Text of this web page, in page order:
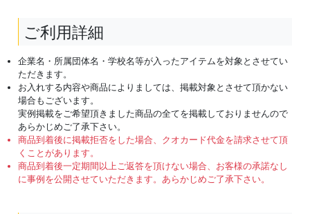
ご利用詳細
企業名・所属団体名・学校名等が入ったアイテムを対象とさせてい
ただきます。
お入れする内容や商品によりましては、掲載対象とさせて頂かない
場合もございます。
実例掲載をご希望頂きました商品の全てを掲載しておりませんので
あらかじめご了承下さい。
商品到着後に掲載拒否をした場合、クオカード代金を請求させて頂
くことがあります。
商品到着後一定期間以上ご返答を頂けない場合、お客様の承諾なし
に事例を公開させていただきます。あらかじめご了承下さい。